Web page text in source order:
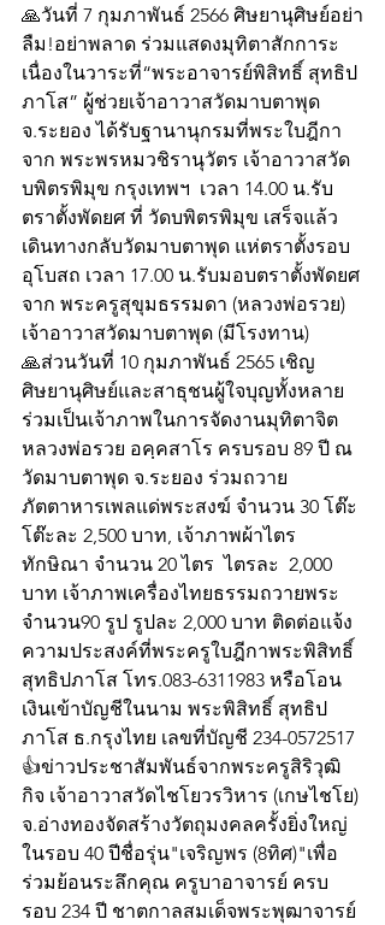
🙏วันที่ 7 กุมภาพันธ์ 2566 ศิษยานุศิษย์อย่า
ลืม!อย่าพลาด ร่วมแสดงมุทิตาสักการะ
เนื่องในวาระที่“พระอาจารย์พิสิทธิ์ สุทธิป
ภาโส” ผู้ช่วยเจ้าอาวาสวัดมาบตาพุด
จ.ระยอง ได้รับฐานานุกรมที่พระใบฎีกา
จาก พระพรหมวชิรานุวัตร เจ้าอาวาสวัด
บพิตรพิมุข กรุงเทพฯ  เวลา 14.00 น.รับ
ตราตั้งพัดยศ ที่ วัดบพิตรพิมุข เสร็จแล้ว
เดินทางกลับวัดมาบตาพุด แห่ตราตั้งรอบ
อุโบสถ เวลา 17.00 น.รับมอบตราตั้งพัดยศ
จาก พระครูสุขุมธรรมดา (หลวงพ่อรวย)
เจ้าอาวาสวัดมาบตาพุด (มีโรงทาน)
🙏ส่วนวันที่ 10 กุมภาพันธ์ 2565 เชิญ
ศิษยานุศิษย์และสาธุชนผู้ใจบุญทั้งหลาย
ร่วมเป็นเจ้าภาพในการจัดงานมุทิตาจิต
หลวงพ่อรวย อคฺคสาโร ครบรอบ 89 ปี ณ
วัดมาบตาพุด จ.ระยอง ร่วมถวาย
ภัตตาหารเพลแด่พระสงฆ์ จำนวน 30 โต๊ะ
โต๊ะละ 2,500 บาท, เจ้าภาพผ้าไตร
ทักษิณา จำนวน 20 ไตร  ไตรละ  2,000
บาท เจ้าภาพเครื่องไทยธรรมถวายพระ
จำนวน90 รูป รูปละ 2,000 บาท ติดต่อแจ้ง
ความประสงค์ที่พระครูใบฎีกาพระพิสิทธิ์
สุทธิปภาโส โทร.083-6311983 หรือโอน
เงินเข้าบัญชีในนาม พระพิสิทธิ์ สุทธิป
ภาโส ธ.กรุงไทย เลขที่บัญชี 234-0572517
👍ข่าวประชาสัมพันธ์จากพระครูสิริวุฒิ
กิจ เจ้าอาวาสวัดไชโยวรวิหาร (เกษไชโย)
จ.อ่างทองจัดสร้างวัตถุมงคลครั้งยิ่งใหญ่
ในรอบ 40 ปีชื่อรุ่น"เจริญพร (8ทิศ)"เพื่อ
ร่วมย้อนระลึกคุณ ครูบาอาจารย์ ครบ
รอบ 234 ปี ชาตกาลสมเด็จพระพุฒาจารย์